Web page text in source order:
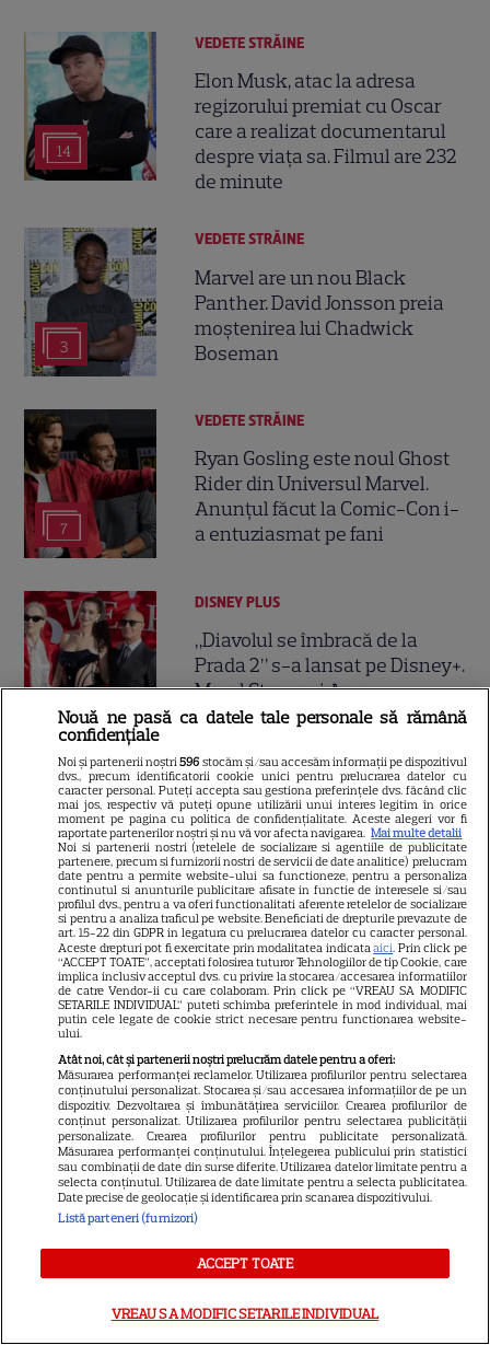
14
VEDETE STRĂINE
Elon Musk, atac la adresa
regizorului premiat cu Oscar
care a realizat documentarul
despre viața sa. Filmul are 232
de minute
3
VEDETE STRĂINE
Marvel are un nou Black
Panther. David Jonsson preia
moștenirea lui Chadwick
Boseman
7
VEDETE STRĂINE
Ryan Gosling este noul Ghost
Rider din Universul Marvel.
Anunțul făcut la Comic-Con i-
a entuziasmat pe fani
DISNEY PLUS
„Diavolul se îmbracă de la
Prada 2” s-a lansat pe Disney+.
Meryl Streep și Anne
Hathaway revin la revista
9
VEDETE STRĂINE
Meryl Streep, gest
impresionant pentru Anne
Hathaway și Emily Blunt la
„Diavolul se îmbracă de la
Prada 2”. Ce salarii ar fi primit
actrițele
ŞTIRI
RECOMANDĂRI
La Vuelta și US Open, vedetele
Programul competițiilor
transmise în direct
Nouă ne pasă ca datele tale personale să rămână
confidențiale
Noi și partenerii noștri596 stocăm și/sau accesăm informații pe dispozitivul
dvs., precum identificatorii cookie unici pentru prelucrarea datelor cu
caracter personal. Puteți accepta sau gestiona preferințele dvs. făcând clic
mai jos, respectiv vă puteți opune utilizării unui interes legitim în orice
moment pe pagina cu politica de confidențialitate. Aceste alegeri vor fi
raportate partenerilor noștri și nu vă vor afecta navigarea. Mai multe detalii
Noi si partenerii nostri (retelele de socializare si agentiile de publicitate
partenere, precum si furnizorii nostri de servicii de date analitice) prelucram
date pentru a permite website-ului sa functioneze, pentru a personaliza
continutul si anunturile publicitare afisate in functie de interesele si/sau
profilul dvs., pentru a va oferi functionalitati aferente retelelor de socializare
si pentru a analiza traficul pe website. Beneficiati de drepturile prevazute de
art. 15-22 din GDPR in legatura cu prelucrarea datelor cu caracter personal.
Aceste drepturi pot fi exercitate prin modalitatea indicataaici. Prin click pe
“ACCEPT TOATE”, acceptati folosirea tuturor Tehnologiilor de tip Cookie, care
implica inclusiv acceptul dvs. cu privire la stocarea/accesarea informatiilor
de catre Vendor-ii cu care colaboram. Prin click pe “VREAU SA MODIFIC
SETARILE INDIVIDUAL” puteti schimba preferintele in mod individual, mai
putin cele legate de cookie strict necesare pentru functionarea website-
ului.
Atât noi, cât și partenerii noștri prelucrăm datele pentru a oferi:
Măsurarea performanței reclamelor. Utilizarea profilurilor pentru selectarea
conținutului personalizat. Stocarea și/sau accesarea informațiilor de pe un
dispozitiv. Dezvoltarea și îmbunătățirea serviciilor. Crearea profilurilor de
conținut personalizat. Utilizarea profilurilor pentru selectarea publicității
personalizate. Crearea profilurilor pentru publicitate personalizată.
Măsurarea performanței conținutului. Înțelegerea publicului prin statistici
sau combinații de date din surse diferite. Utilizarea datelor limitate pentru a
selecta conținutul. Utilizarea de date limitate pentru a selecta publicitatea.
Date precise de geolocație și identificarea prin scanarea dispozitivului.
Listă parteneri (furnizori)
ACCEPT TOATE
VREAU SA MODIFIC SETARILE INDIVIDUAL